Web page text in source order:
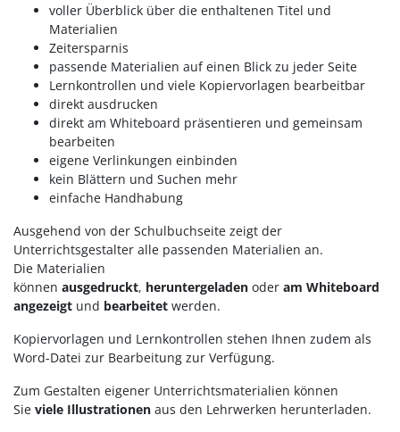
voller Überblick über die enthaltenen Titel und
Materialien
Zeitersparnis
passende Materialien auf einen Blick zu jeder Seite
Lernkontrollen und viele Kopiervorlagen bearbeitbar
direkt ausdrucken
direkt am Whiteboard präsentieren und gemeinsam
bearbeiten
eigene Verlinkungen einbinden
kein Blättern und Suchen mehr
einfache Handhabung
Ausgehend von der Schulbuchseite zeigt der
Unterrichtsgestalter alle passenden Materialien an.
Die Materialien
können ausgedruckt, heruntergeladen oder am Whiteboard
angezeigt und bearbeitet werden.
Kopiervorlagen und Lernkontrollen stehen Ihnen zudem als
Word-Datei zur Bearbeitung zur Verfügung.
Zum Gestalten eigener Unterrichtsmaterialien können
Sie viele Illustrationen aus den Lehrwerken herunterladen.